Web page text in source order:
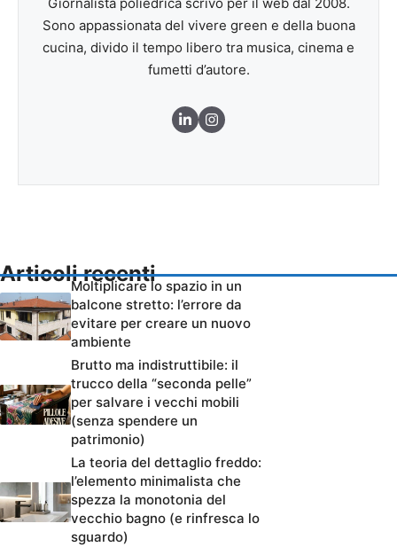
Giornalista poliedrica scrivo per il web dal 2008.
Sono appassionata del vivere green e della buona
cucina, divido il tempo libero tra musica, cinema e
fumetti d’autore.
Articoli recenti
Moltiplicare lo spazio in un
balcone stretto: l’errore da
evitare per creare un nuovo
ambiente
Brutto ma indistruttibile: il
trucco della “seconda pelle”
per salvare i vecchi mobili
(senza spendere un
patrimonio)
La teoria del dettaglio freddo:
l’elemento minimalista che
spezza la monotonia del
vecchio bagno (e rinfresca lo
sguardo)